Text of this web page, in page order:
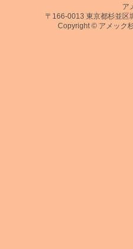
ア
〒166-0013 東京都杉並区
Copyright © アメック